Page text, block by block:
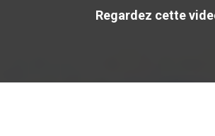
Regardez cette